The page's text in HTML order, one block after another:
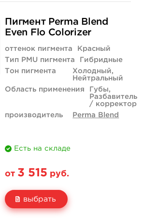
1 690 руб.
купить купить
Пигмент Perma Blend
Even Flo Colorizer
оттенок пигмента
Красный
Тип PMU пигмента
Гибридные
Тон пигмента
Холодный,
Нейтральный
Область применения
Губы,
Разбавитель
/ корректор
производитель
Perma Blend
Есть на складе
от 3 515 руб.
выбрать